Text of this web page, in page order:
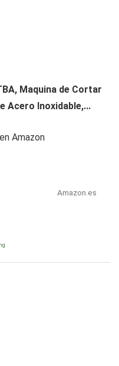
Maquina de Cortar
Acero Inoxidable,...
Amazon
Amazon.es